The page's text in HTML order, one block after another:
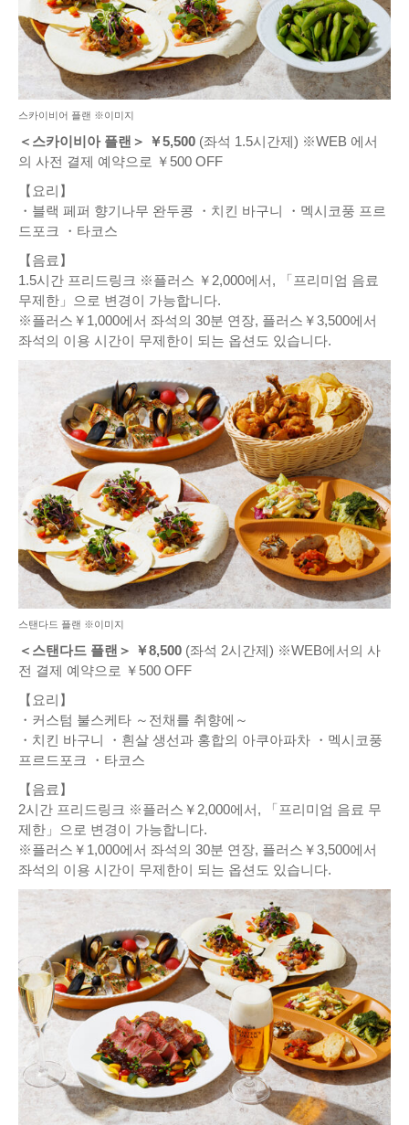
스카이비어 플랜 ※이미지
＜스카이비아 플랜＞ ￥5,500 (좌석 1.5시간제) ※WEB 에서
의 사전 결제 예약으로 ￥500 OFF
【요리】
・블랙 페퍼 향기나무 완두콩 ・치킨 바구니 ・멕시코풍 프르
드포크 ・타코스
【음료】
1.5시간 프리드링크 ※플러스 ￥2,000에서, 「프리미엄 음료
무제한」으로 변경이 가능합니다.
※플러스￥1,000에서 좌석의 30분 연장, 플러스￥3,500에서
좌석의 이용 시간이 무제한이 되는 옵션도 있습니다.
스탠다드 플랜 ※이미지
＜스탠다드 플랜＞ ￥8,500 (좌석 2시간제) ※WEB에서의 사
전 결제 예약으로 ￥500 OFF
【요리】
・커스텀 불스케타 ～전채를 취향에～
・치킨 바구니 ・흰살 생선과 홍합의 아쿠아파차 ・멕시코풍
프르드포크 ・타코스
【음료】
2시간 프리드링크 ※플러스￥2,000에서, 「프리미엄 음료 무
제한」으로 변경이 가능합니다.
※플러스￥1,000에서 좌석의 30분 연장, 플러스￥3,500에서
좌석의 이용 시간이 무제한이 되는 옵션도 있습니다.